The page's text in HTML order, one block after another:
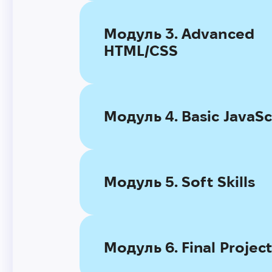
Модуль 3. Advanced
HTML/CSS
Модуль 4. Basic
Модуль 5. Soft Skills
Модуль 6. Final Project